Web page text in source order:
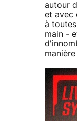
autour
et avec
à
main -